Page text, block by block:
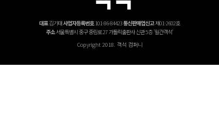
대표김기태사업자등록번호101-86-84423통신판매업신고제01-2602호
주소서울특별시 중구 중림로 27 가톨릭출판사 신관 5층 '월간객석'
Copyright 2018. 객석 컴퍼니